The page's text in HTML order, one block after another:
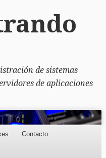
de sistemas
de aplicaciones
Contacto